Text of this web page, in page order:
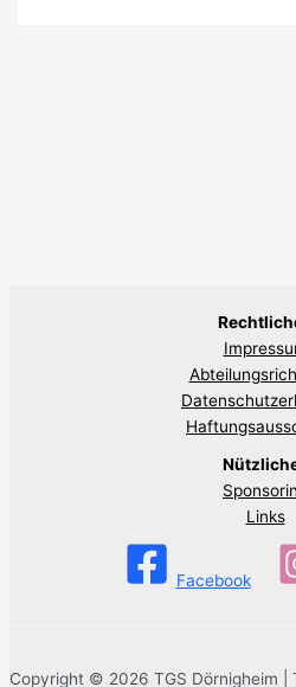
Links
Facebook
Copyright © 2026 TGS Dörnigheim |